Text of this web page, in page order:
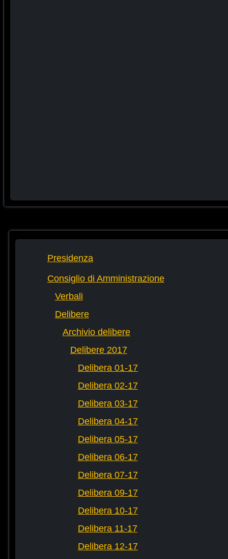
Presidenza
Consiglio di Amministrazione
Verbali
Delibere
Archivio delibere
Delibere 2017
Delibera 01-17
Delibera 02-17
Delibera 03-17
Delibera 04-17
Delibera 05-17
Delibera 06-17
Delibera 07-17
Delibera 09-17
Delibera 10-17
Delibera 11-17
Delibera 12-17